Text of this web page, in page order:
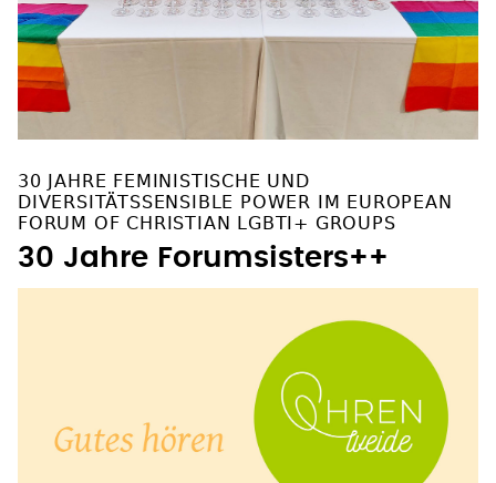
30 JAHRE FEMINISTISCHE UND
DIVERSITÄTSSENSIBLE POWER IM EUROPEAN
FORUM OF CHRISTIAN LGBTI+ GROUPS
30 Jahre Forumsisters++